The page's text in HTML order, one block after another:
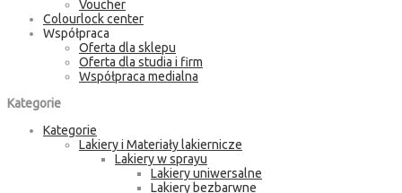
Voucher
Colourlock center
Współpraca
Oferta dla sklepu
Oferta dla studia i firm
Współpraca medialna
Kategorie
Kategorie
Lakiery i Materiały lakiernicze
Lakiery w sprayu
Lakiery uniwersalne
Lakiery bezbarwne